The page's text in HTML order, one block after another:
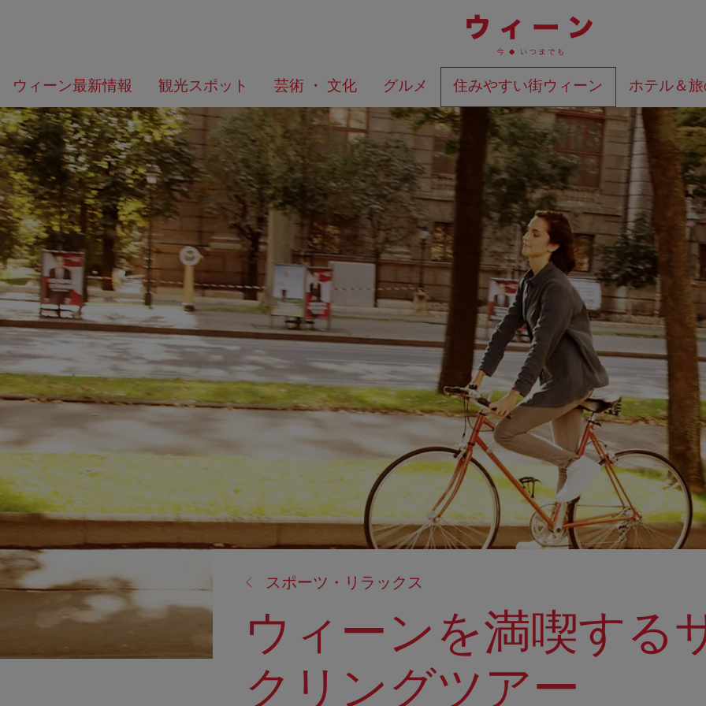
ニ
ー
へ
の
ー
ジ
の
ト
ッ
プ
へ
ウィーン最新情報 観光スポット 芸術 ・ 文化 グルメ 住みやすい街ウィーン ホテル＆
何
を
お
探
し
で
す
か？
検索結果を地図上に表
スポーツ・リラックス
ウィーンを満喫する
クリングツアー